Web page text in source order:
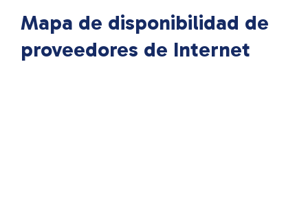
Mapa de disponibilidad de
proveedores de Internet